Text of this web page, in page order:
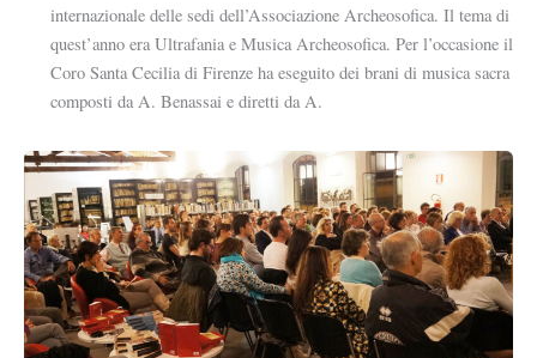
internazionale delle sedi dell’Associazione Archeosofica. Il tema di
quest’anno era Ultrafania e Musica Archeosofica. Per l’occasione il
Coro Santa Cecilia di Firenze ha eseguito dei brani di musica sacra
composti da A. Benassai e diretti da A.